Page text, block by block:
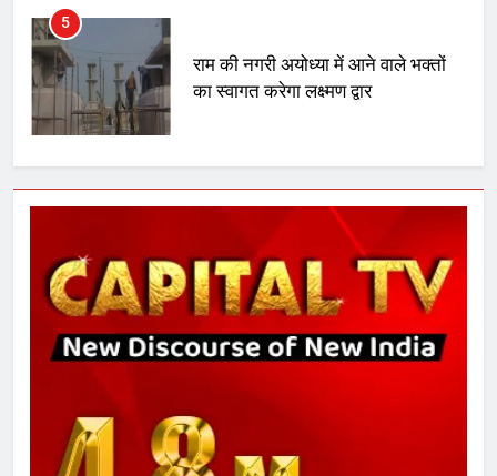
5
राम की नगरी अयोध्या में आने वाले भक्तों
का स्वागत करेगा लक्ष्मण द्वार
6
उत्तर प्रदेश में गांवों में बढ़ेंगी सुविधाएं: 67%
बढ़ा पंचायतों का बजट
7
8